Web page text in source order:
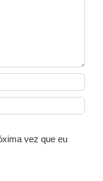
vez que eu